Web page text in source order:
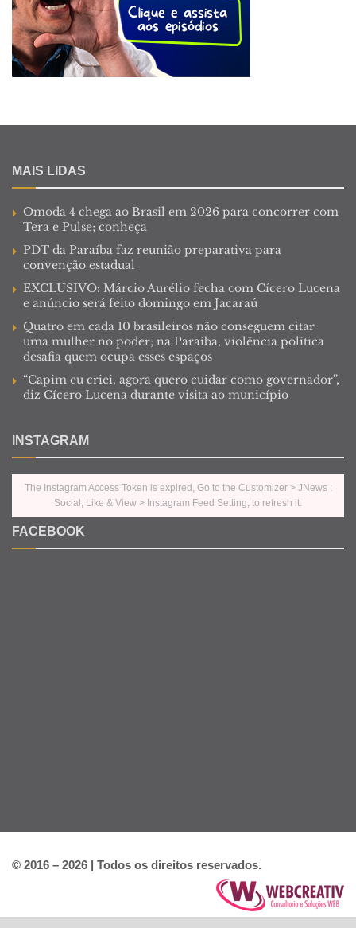
MAIS LIDAS
Omoda 4 chega ao Brasil em 2026 para concorrer com
Tera e Pulse; conheça
PDT da Paraíba faz reunião preparativa para
convenção estadual
EXCLUSIVO: Márcio Aurélio fecha com Cícero Lucena
e anúncio será feito domingo em Jacaraú
Quatro em cada 10 brasileiros não conseguem citar
uma mulher no poder; na Paraíba, violência política
desafia quem ocupa esses espaços
“Capim eu criei, agora quero cuidar como governador”,
diz Cícero Lucena durante visita ao município
INSTAGRAM
The Instagram Access Token is expired, Go to the Customizer > JNews :
Social, Like & View > Instagram Feed Setting, to refresh it.
FACEBOOK
© 2016 – 2026 | Todos os direitos reservados.